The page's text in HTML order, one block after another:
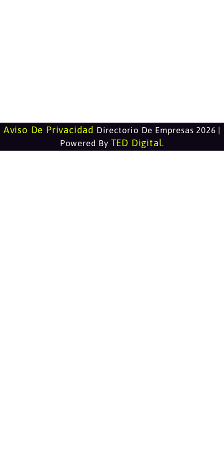
Aviso De Privacidad Directorio De Empresas 2026 |
Powered By TED Digital.